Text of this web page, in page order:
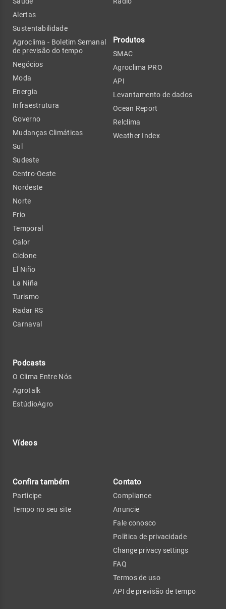
Alertas
Sustentabilidade
Agroclima - Boletim Semanal
de previsão do tempo
Negócios
Moda
Energia
Infraestrutura
Governo
Mudanças Climáticas
Sul
Sudeste
Centro-Oeste
Nordeste
Norte
Frio
Temporal
Calor
Ciclone
El Niño
La Niña
Turismo
Radar RS
Carnaval
Podcasts
O Clima Entre Nós
Agrotalk
EstúdioAgro
Vídeos
Produtos
SMAC
Agroclima PRO
API
Levantamento de dados
Ocean Report
Relclima
Weather Index
Confira também
Participe
Tempo no seu site
Contato
Compliance
Anuncie
Fale conosco
Política de privacidade
Change privacy settings
FAQ
Termos de uso
API de previsão de tempo